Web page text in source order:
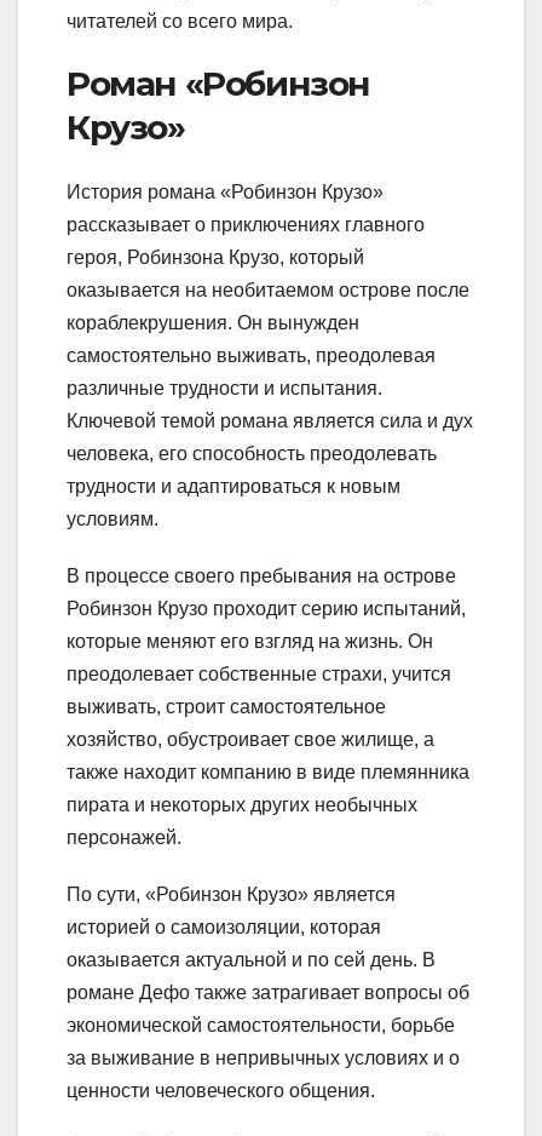
читателей со всего мира.
Роман «Робинзон
Крузо»
История романа «Робинзон Крузо»
рассказывает о приключениях главного
героя, Робинзона Крузо, который
оказывается на необитаемом острове после
кораблекрушения. Он вынужден
самостоятельно выживать, преодолевая
различные трудности и испытания.
Ключевой темой романа является сила и дух
человека, его способность преодолевать
трудности и адаптироваться к новым
условиям.
В процессе своего пребывания на острове
Робинзон Крузо проходит серию испытаний,
которые меняют его взгляд на жизнь. Он
преодолевает собственные страхи, учится
выживать, строит самостоятельное
хозяйство, обустроивает свое жилище, а
также находит компанию в виде племянника
пирата и некоторых других необычных
персонажей.
По сути, «Робинзон Крузо» является
историей о самоизоляции, которая
оказывается актуальной и по сей день. В
романе Дефо также затрагивает вопросы об
экономической самостоятельности, борьбе
за выживание в непривычных условиях и о
ценности человеческого общения.